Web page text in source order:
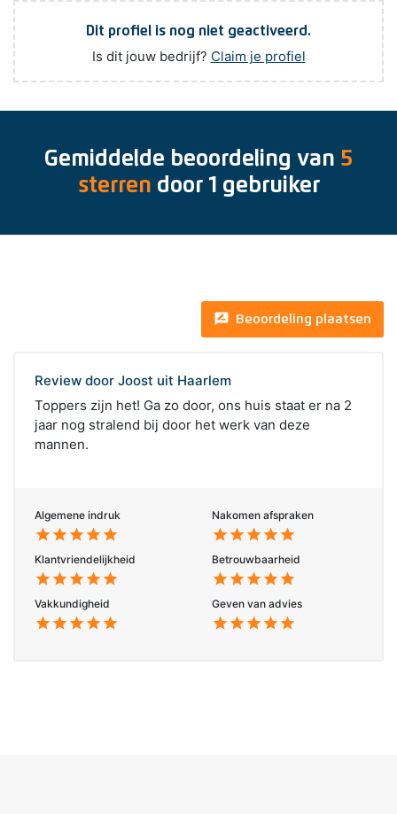
Dit profiel is nog niet geactiveerd.
Is dit jouw bedrijf? Claim je profiel
Gemiddelde beoordeling van 5
sterren door 1 gebruiker
rate_review Beoordeling plaatsen
Review door Joost uit Haarlem
Toppers zijn het! Ga zo door, ons huis staat er na 2
jaar nog stralend bij door het werk van deze
mannen.
Algemene indruk
star star star star star
Nakomen afspraken
star star star star star
Klantvriendelijkheid
star star star star star
Betrouwbaarheid
star star star star star
Vakkundigheid
star star star star star
Geven van advies
star star star star star